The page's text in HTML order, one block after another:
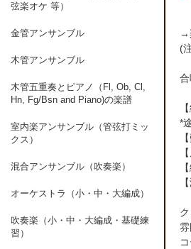
→
(
合
*
雰
弦楽オケ 等）
金管アンサンブル
木管アンサンブル
木管五重奏とピアノ（Fl, Ob, Cl,
Hn, Fg/Bsn and Piano)の楽譜
室内楽アンサンブル（管弦打ミッ
クス）
混合アンサンブル（吹奏楽）
オーケストラ（小・中・大編成）
吹奏楽（小・中・大編成・基礎練
習）